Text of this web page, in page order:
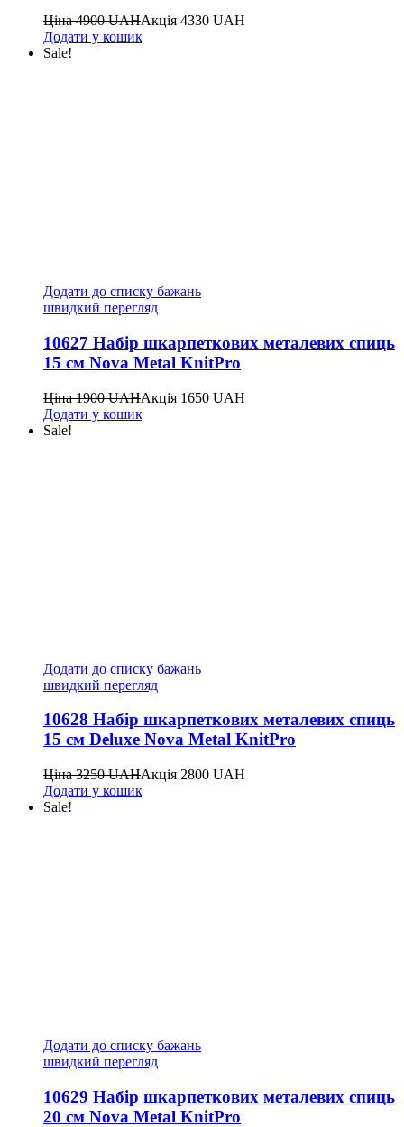
Ціна4900UAHАкція 4330 UAH
Додати у кошик
Sale!
Додати до списку бажань
швидкий перегляд
10627 Набір шкарпеткових металевих спиць
15 см Nova Metal KnitPro
Ціна1900UAHАкція 1650 UAH
Додати у кошик
Sale!
Додати до списку бажань
швидкий перегляд
10628 Набір шкарпеткових металевих спиць
15 см Deluxe Nova Metal KnitPro
Ціна3250UAHАкція 2800 UAH
Додати у кошик
Sale!
Додати до списку бажань
швидкий перегляд
10629 Набір шкарпеткових металевих спиць
20 см Nova Metal KnitPro